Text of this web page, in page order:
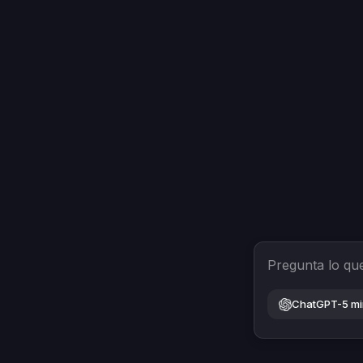
Pregunta lo
ChatGPT-5